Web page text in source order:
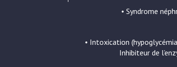
• Syndrome
• Intoxication
Inhibiteur de